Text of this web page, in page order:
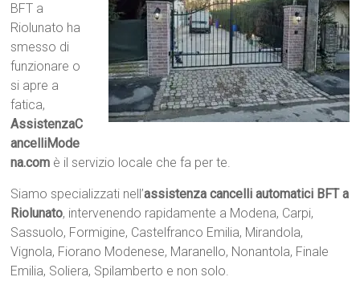
BFT a
Riolunato ha
smesso di
funzionare o
si apre a
fatica,
AssistenzaC
ancelliMode
na.com è il servizio locale che fa per te.
Siamo specializzati nell’assistenza cancelli automatici BFT a
Riolunato, intervenendo rapidamente a Modena, Carpi,
Sassuolo, Formigine, Castelfranco Emilia, Mirandola,
Vignola, Fiorano Modenese, Maranello, Nonantola, Finale
Emilia, Soliera, Spilamberto e non solo.